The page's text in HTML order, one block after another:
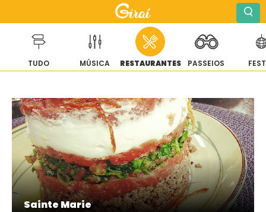
para
o
conteúdo
TUDO MÚSICA RESTAURANTES PASSEIOS
Sainte Marie